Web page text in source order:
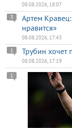
08.08.2026, 18:07
Артем
нравится»
3
08.08.2026, 17:43
Трубин хочет
1
08.08.2026, 17:19
1